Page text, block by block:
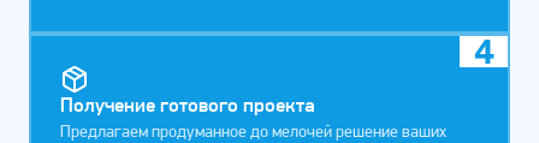
Получение готового проекта
Предлагаем продуманное до мелочей решение ваших
4